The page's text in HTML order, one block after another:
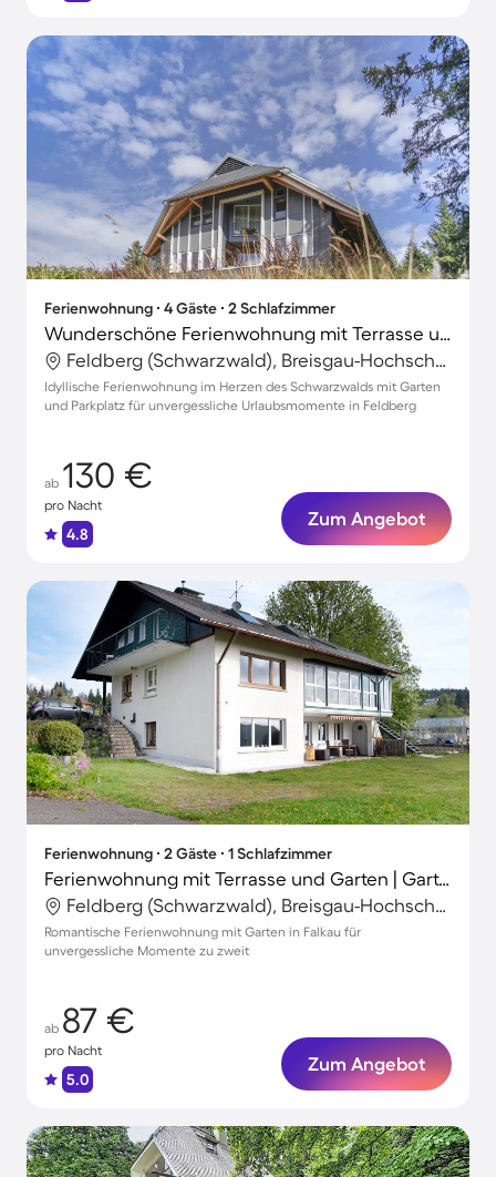
Ferienwohnung ∙ 4 Gäste ∙ 2 Schlafzimmer
Wunderschöne Ferienwohnung mit Terrasse und Garten | Naturblick
Feldberg (Schwarzwald), Breisgau-Hochschwarzwald, Deutschland
Idyllische Ferienwohnung im Herzen des Schwarzwalds mit Garten
und Parkplatz für unvergessliche Urlaubsmomente in Feldberg
ab 130 €
pro Nacht
4.8
Zum Angebot
Ferienwohnung ∙ 2 Gäste ∙ 1 Schlafzimmer
Ferienwohnung mit Terrasse und Garten | Gartenblick
Feldberg (Schwarzwald), Breisgau-Hochschwarzwald, Deutschland
Romantische Ferienwohnung mit Garten in Falkau für
unvergessliche Momente zu zweit
ab 87 €
pro Nacht
5.0
Zum Angebot